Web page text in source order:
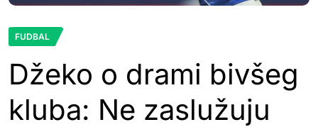
FUDBAL
Džeko o drami bivšeg
kluba: Ne zaslužuju